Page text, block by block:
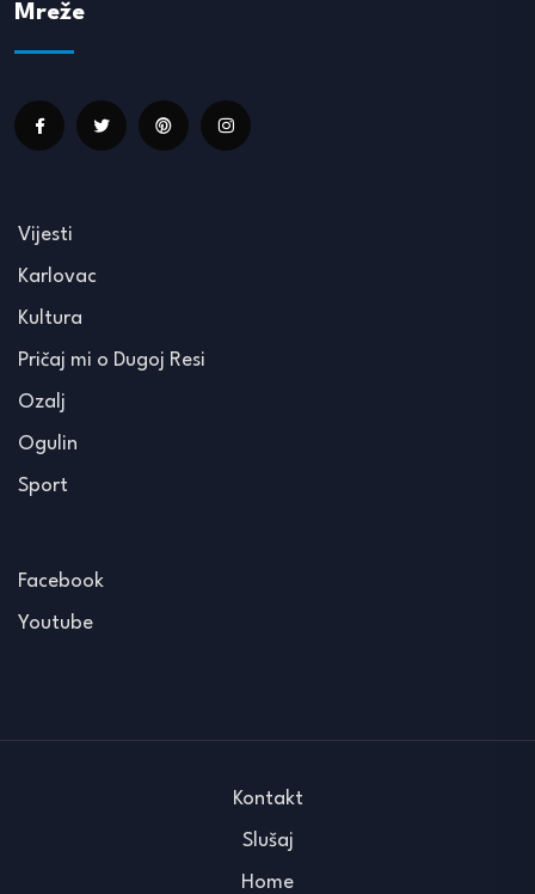
Mreže
Vijesti
Karlovac
Kultura
Pričaj mi o Dugoj Resi
Ozalj
Ogulin
Sport
Facebook
Youtube
Kontakt
Slušaj
Home